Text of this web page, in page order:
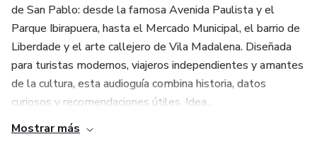
de San Pablo: desde la famosa Avenida Paulista y el
Parque Ibirapuera, hasta el Mercado Municipal, el barrio de
Liberdade y el arte callejero de Vila Madalena. Diseñada
para turistas modernos, viajeros independientes y amantes
de la cultura, esta audioguía combina historia, datos
curiosos y recomendaciones útiles. Idea...
Mostrar más